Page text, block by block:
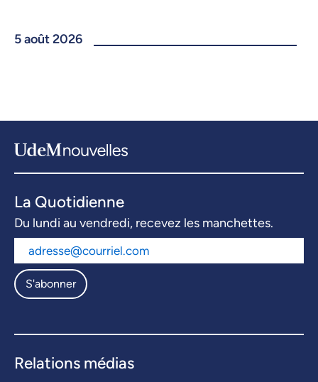
5 août 2026
La Quotidienne
Du lundi au vendredi, recevez les manchettes.
S'abonner
Relations médias